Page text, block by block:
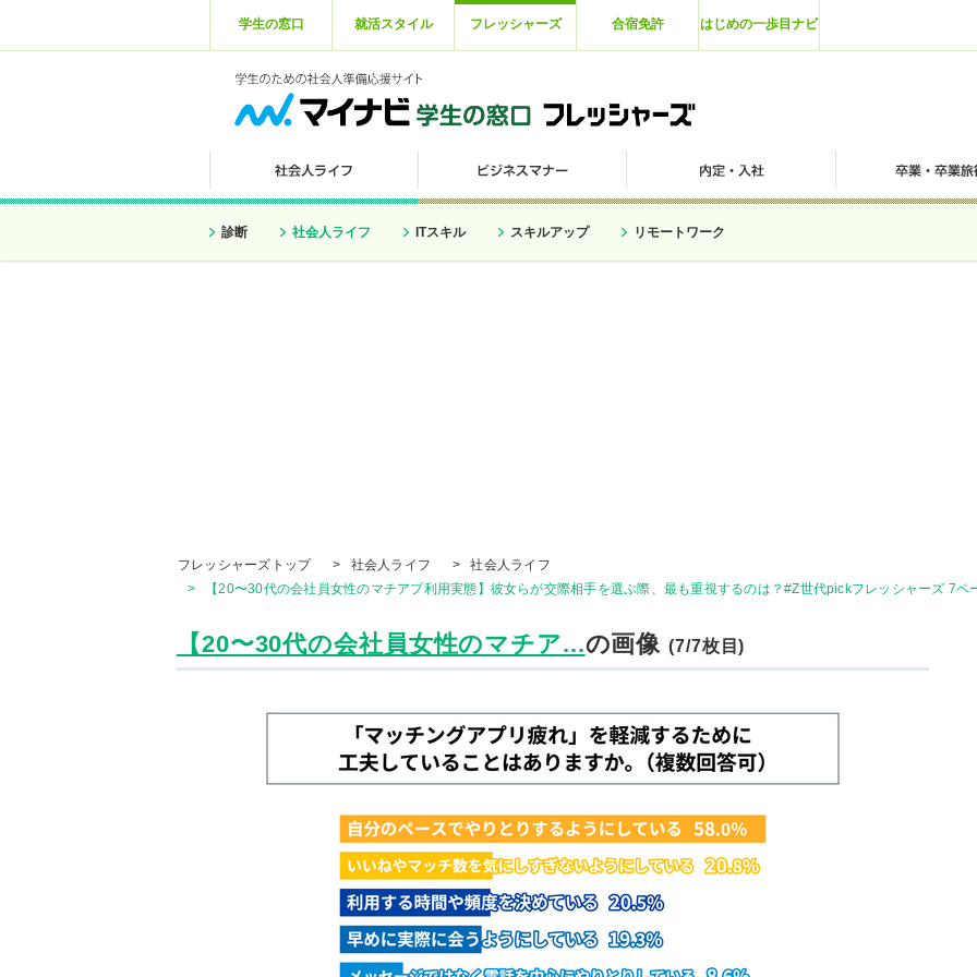
学生の窓口 就活スタイル フレッシャーズ 合宿免許 はじめの一歩目ナビ
診断 社会人ライフ ITスキル スキルアップ リモートワーク
フレッシャーズトップ > 社会人ライフ >
社会人ライフ
>
【20〜30代の会社員女性のマチアプ利用実態】彼女らが交際相手を選ぶ際、最も重視するのは？#Z世代pickフレッシャーズ 7ペ
【20〜30代の会社員女性のマチア...の画像(7/7枚目)